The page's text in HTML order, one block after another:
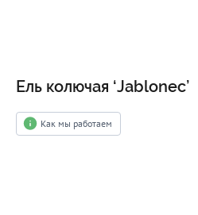
Ель колючая ‘Jablonec’
Как мы работаем